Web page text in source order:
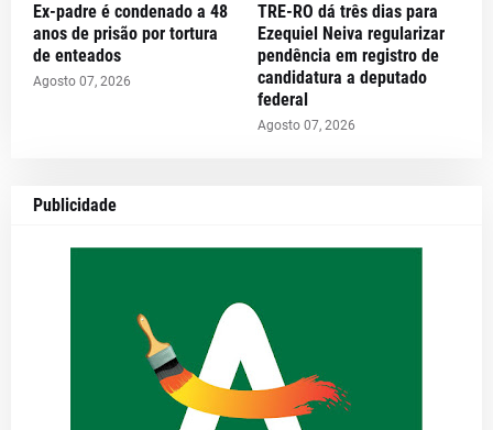
Ex-padre é condenado a 48
anos de prisão por tortura
de enteados
Agosto 07, 2026
TRE-RO dá três dias para
Ezequiel Neiva regularizar
pendência em registro de
candidatura a deputado
federal
Agosto 07, 2026
Publicidade